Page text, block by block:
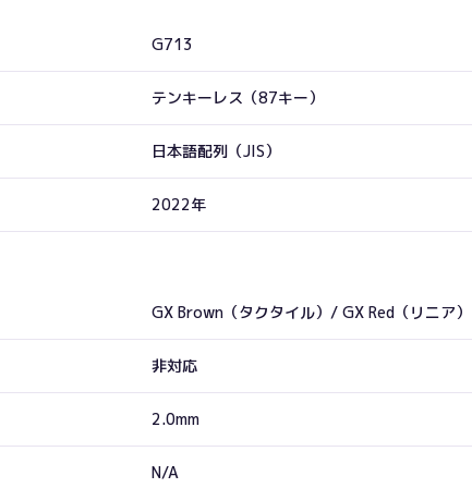
G713
テンキーレス（87キー）
日本語配列（JIS）
2022年
GX Brown（タクタイル）/ GX Red（リニア）
非対応
2.0mm
N/A